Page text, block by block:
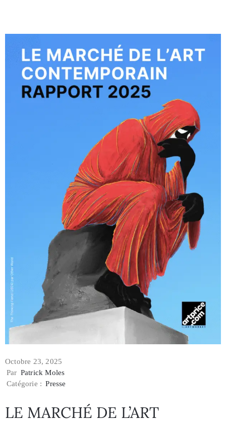
Octobre 23, 2025
Par Patrick Moles
Catégorie : Presse
LE MARCHÉ DE L’ART